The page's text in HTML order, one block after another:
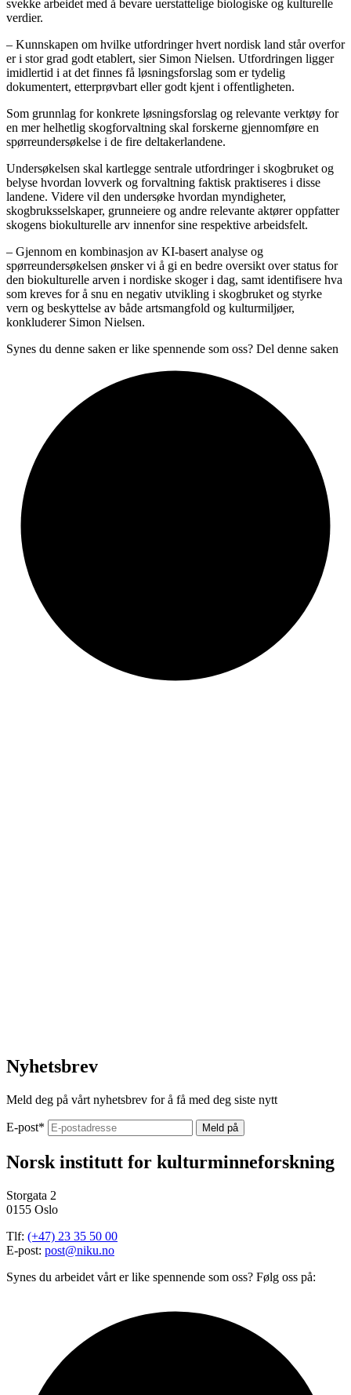
svekke arbeidet med å bevare uerstattelige biologiske og kulturelle
verdier.
– Kunnskapen om hvilke utfordringer hvert nordisk land står overfor
er i stor grad godt etablert, sier Simon Nielsen. Utfordringen ligger
imidlertid i at det finnes få løsningsforslag som er tydelig
dokumentert, etterprøvbart eller godt kjent i offentligheten.
Som grunnlag for konkrete løsningsforslag og relevante verktøy for
en mer helhetlig skogforvaltning skal forskerne gjennomføre en
spørreundersøkelse i de fire deltakerlandene.
Undersøkelsen skal kartlegge sentrale utfordringer i skogbruket og
belyse hvordan lovverk og forvaltning faktisk praktiseres i disse
landene. Videre vil den undersøke hvordan myndigheter,
skogbruksselskaper, grunneiere og andre relevante aktører oppfatter
skogens biokulturelle arv innenfor sine respektive arbeidsfelt.
– Gjennom en kombinasjon av KI-basert analyse og
spørreundersøkelsen ønsker vi å gi en bedre oversikt over status for
den biokulturelle arven i nordiske skoger i dag, samt identifisere hva
som kreves for å snu en negativ utvikling i skogbruket og styrke
vern og beskyttelse av både artsmangfold og kulturmiljøer,
konkluderer Simon Nielsen.
Synes du denne saken er like spennende som oss? Del denne saken
Nyhetsbrev
Meld deg på vårt nyhetsbrev for å få med deg siste nytt
E-post*
Norsk institutt for kulturminneforskning
Storgata 2
0155 Oslo
Tlf: (+47) 23 35 50 00
E-post: post@niku.no
Synes du arbeidet vårt er like spennende som oss? Følg oss på: